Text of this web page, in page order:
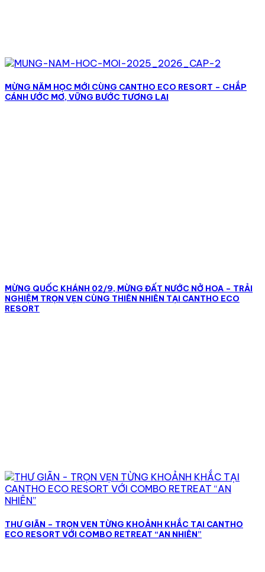
MỪNG NĂM HỌC MỚI CÙNG CANTHO ECO RESORT – CHẮP
CÁNH ƯỚC MƠ, VỮNG BƯỚC TƯƠNG LAI
MỪNG QUỐC KHÁNH 02/9, MỪNG ĐẤT NƯỚC NỞ HOA – TRẢI
NGHIỆM TRỌN VẸN CÙNG THIÊN NHIÊN TẠI CANTHO ECO
RESORT
THƯ GIÃN – TRỌN VẸN TỪNG KHOẢNH KHẮC TẠI CANTHO
ECO RESORT VỚI COMBO RETREAT “AN NHIÊN”